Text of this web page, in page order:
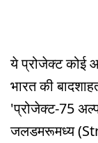
ये प्रोजेक्ट कोई
भारत की
'प्रोजेक्ट-75
जलडमरूमध्य